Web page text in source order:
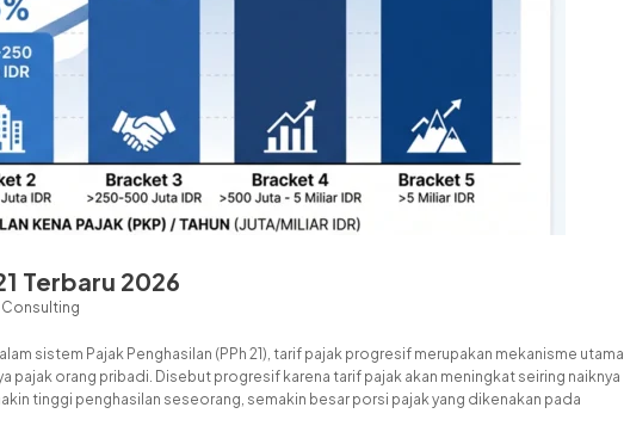
Terbaru 2026
sistem Pajak Penghasilan (PPh 21), tarif pajak progresif merupakan mekanisme utama
pajak orang pribadi. Disebut progresif karena tarif pajak akan meningkat seiring naiknya
tinggi penghasilan seseorang, semakin besar porsi pajak yang dikenakan pada